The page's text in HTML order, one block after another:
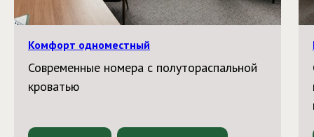
Комфорт одноместный
Современные номера с полутораспальной
кроватью